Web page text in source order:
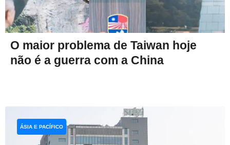
O maior problema de Taiwan hoje
não é a guerra com a China
ÁSIA E PACÍFICO